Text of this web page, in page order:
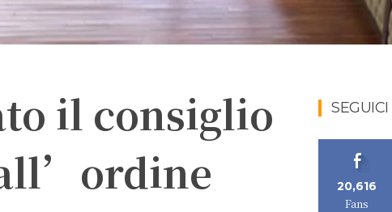
il consiglio
SEGUICI
20,616
Fans